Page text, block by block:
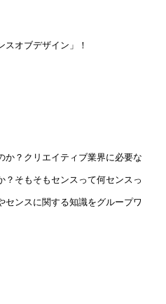
オブデザイン」！
か？ クリエイティブ業界に必要な
？そもそもセンスって何センスっ
センスに関する知識をグループワ